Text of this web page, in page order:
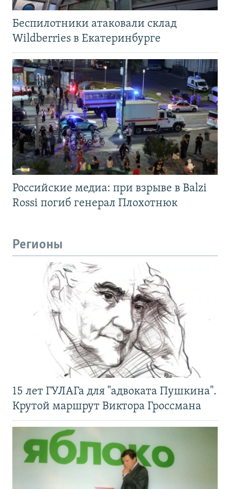
Беспилотники атаковали склад
Wildberries в Екатеринбурге
Российские медиа: при взрыве в Balzi
Rossi погиб генерал Плохотнюк
Регионы
15 лет ГУЛАГа для "адвоката Пушкина".
Крутой маршрут Виктора Гроссмана